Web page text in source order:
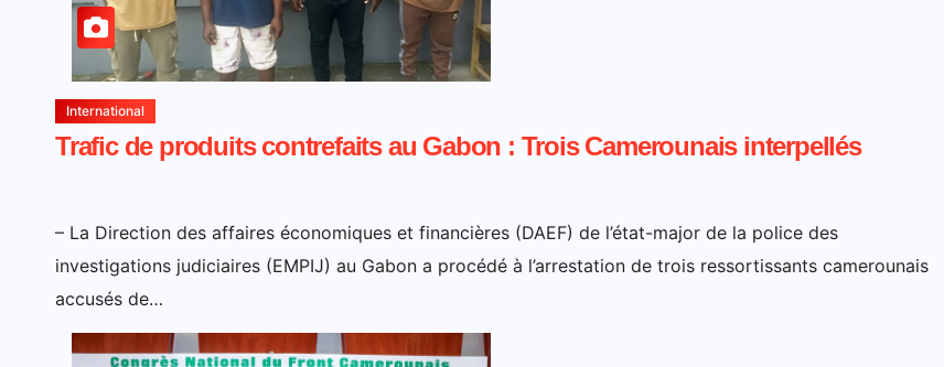
International
Trafic de produits contrefaits au Gabon : Trois Camerounais interpellés
– La Direction des affaires économiques et financières (DAEF) de l’état-major de la police des
investigations judiciaires (EMPIJ) au Gabon a procédé à l’arrestation de trois ressortissants camerounais
accusés de…